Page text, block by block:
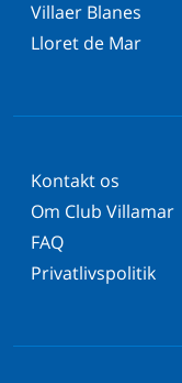
Villaer Blanes
Lloret de Mar
Kontakt os
Om Club Villamar
FAQ
Privatlivspolitik